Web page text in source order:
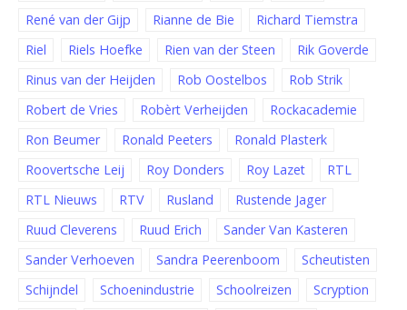
René van der Gijp
Rianne de Bie
Richard Tiemstra
Riel
Riels Hoefke Rien van der Steen
Rik Goverde
Rinus van der Heijden
Rob Oostelbos
Rob Strik
Robert de Vries
Robèrt Verheijden
Rockacademie
Ron Beumer
Ronald Peeters
Ronald Plasterk
Roovertsche Leij
Roy Donders Roy Lazet
RTL
RTL Nieuws
RTV Rusland
Rustende Jager
Ruud Cleverens
Ruud Erich
Sander Van Kasteren
Sander Verhoeven
Sandra Peerenboom
Scheutisten
Schijndel
Schoenindustrie Schoolreizen
Scryption